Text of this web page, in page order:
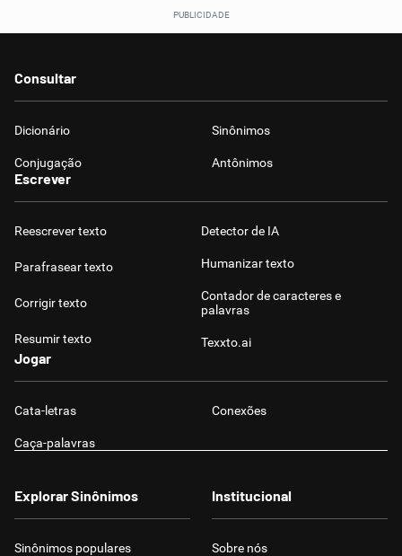
Consultar
Dicionário Sinônimos
Conjugação Antônimos
Escrever
Reescrever texto
Parafrasear texto
Corrigir texto
Resumir texto
Detector de IA
Humanizar texto
Contador de caracteres e
palavras
Texxto.ai
Jogar
Cata-letras Conexões
Caça-palavras
Explorar Sinônimos
Sinônimos populares
Institucional
Sobre nós